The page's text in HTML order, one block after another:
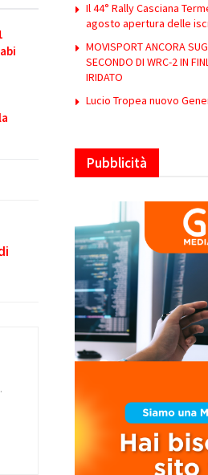
Il 44° Rally Casciana
agosto apertura delle
MOVISPORT ANCORA
SECONDO DI WRC-2 IN
IRIDATO
Lucio Tropea nuovo
Pubblicità